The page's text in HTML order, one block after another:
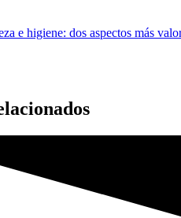
e higiene: dos aspectos más